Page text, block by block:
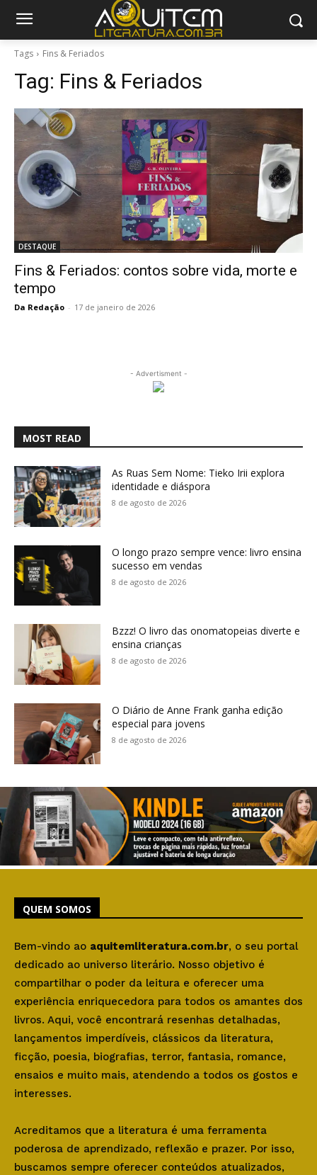
Tags Fins & Feriados
Tag: Fins & Feriados
DESTAQUE
Fins & Feriados: contos sobre vida, morte e
tempo
Da Redação - 17 de janeiro de 2026
- Advertisment -
MOST READ
As Ruas Sem Nome: Tieko Irii explora
identidade e diáspora
8 de agosto de 2026
O longo prazo sempre vence: livro ensina
sucesso em vendas
8 de agosto de 2026
Bzzz! O livro das onomatopeias diverte e
ensina crianças
8 de agosto de 2026
O Diário de Anne Frank ganha edição
especial para jovens
8 de agosto de 2026
QUEM SOMOS
Bem-vindo ao aquitemliteratura.com.br, o seu portal
dedicado ao universo literário. Nosso objetivo é
compartilhar o poder da leitura e oferecer uma
experiência enriquecedora para todos os amantes dos
livros. Aqui, você encontrará resenhas detalhadas,
lançamentos imperdíveis, clássicos da literatura,
ficção, poesia, biografias, terror, fantasia, romance,
ensaios e muito mais, atendendo a todos os gostos e
interesses.
Acreditamos que a literatura é uma ferramenta
poderosa de aprendizado, reflexão e prazer. Por isso,
buscamos sempre oferecer conteúdos atualizados,